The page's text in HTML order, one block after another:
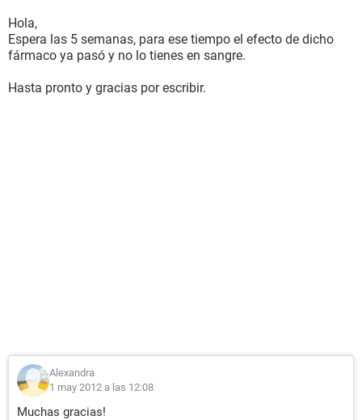
Hola,
Espera las 5 semanas, para ese tiempo el efecto de dicho
fármaco ya pasó y no lo tienes en sangre.
Hasta pronto y gracias por escribir.
Alexandra
1 may 2012 a las 12:08
Muchas gracias!